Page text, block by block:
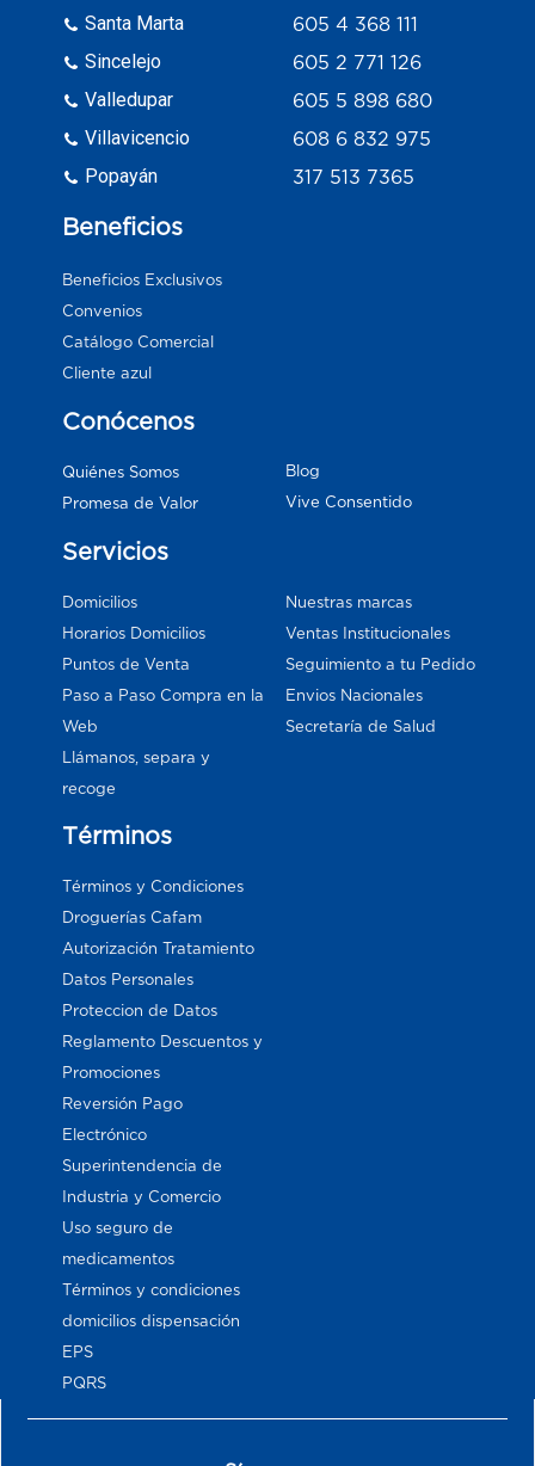
Santa Marta
Sincelejo
Valledupar
Villavicencio
Popayán
605 4 368 111
605 2 771 126
605 5 898 680
608 6 832 975
317 513 7365
Beneficios
Beneficios Exclusivos
Convenios
Catálogo Comercial
Cliente azul
Conócenos
Quiénes Somos
Promesa de Valor
Blog
Vive Consentido
Servicios
Domicilios
Horarios Domicilios
Puntos de Venta
Paso a Paso Compra en la
Web
Llámanos, separa y
recoge
Nuestras marcas
Ventas Institucionales
Seguimiento a tu Pedido
Envios Nacionales
Secretaría de Salud
Términos
Términos y Condiciones
Droguerías Cafam
Autorización Tratamiento
Datos Personales
Proteccion de Datos
Reglamento Descuentos y
Promociones
Reversión Pago
Electrónico
Superintendencia de
Industria y Comercio
Uso seguro de
medicamentos
Términos y condiciones
domicilios dispensación
EPS
PQRS